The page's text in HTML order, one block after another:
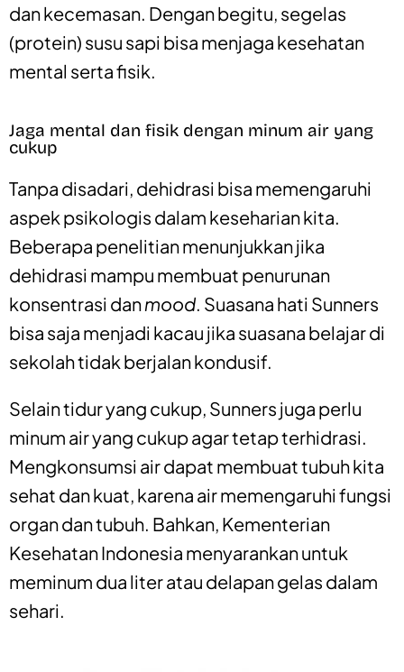
dan kecemasan. Dengan begitu, segelas
(protein) susu sapi bisa menjaga kesehatan
mental serta fisik.
Jaga mental dan fisik dengan minum air yang
cukup
Tanpa disadari, dehidrasi bisa memengaruhi
aspek psikologis dalam keseharian kita.
Beberapa penelitian menunjukkan jika
dehidrasi mampu membuat penurunan
konsentrasi danmood. Suasana hati Sunners
bisa saja menjadi kacau jika suasana belajar di
sekolah tidak berjalan kondusif.
Selain tidur yang cukup, Sunners juga perlu
minum air yang cukup agar tetap terhidrasi.
Mengkonsumsi air dapat membuat tubuh kita
sehat dan kuat, karena air memengaruhi fungsi
organ dan tubuh. Bahkan, Kementerian
Kesehatan Indonesia menyarankan untuk
meminum dua liter atau delapan gelas dalam
sehari.